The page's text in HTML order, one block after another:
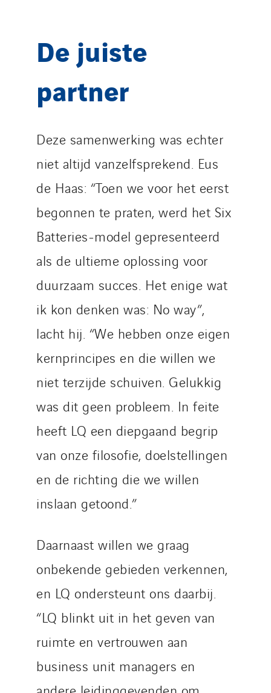
De juiste
partner
Deze samenwerking was echter
niet altijd vanzelfsprekend. Eus
de Haas: “Toen we voor het eerst
begonnen te praten, werd het Six
Batteries-model gepresenteerd
als de ultieme oplossing voor
duurzaam succes. Het enige wat
ik kon denken was: No way”,
lacht hij. “We hebben onze eigen
kernprincipes en die willen we
niet terzijde schuiven. Gelukkig
was dit geen probleem. In feite
heeft LQ een diepgaand begrip
van onze filosofie, doelstellingen
en de richting die we willen
inslaan getoond.”
Daarnaast willen we graag
onbekende gebieden verkennen,
en LQ ondersteunt ons daarbij.
“LQ blinkt uit in het geven van
ruimte en vertrouwen aan
business unit managers en